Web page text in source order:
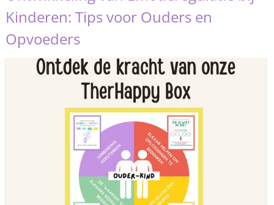
Kinderen: Tips voor Ouders en
Opvoeders